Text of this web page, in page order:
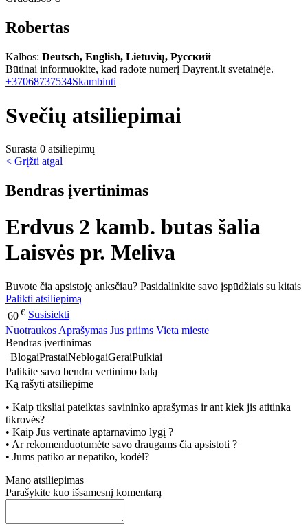
Robertas
Kalbos: Deutsch, English, Lietuvių, Русский
Būtinai informuokite, kad radote numerį Dayrent.lt svetainėje.
+37068737534Skambinti
Svečių atsiliepimai
Surasta 0 atsiliepimų
< Grįžti atgal
Bendras įvertinimas
Erdvus 2 kamb. butas šalia
Laisvės pr. Meliva
Buvote čia apsistoję anksčiau? Pasidalinkite savo įspūdžiais su kitais
Palikti atsiliepimą
60 € Susisiekti
Nuotraukos Aprašymas Jus priims Vieta mieste
Bendras įvertinimas
BlogaiPrastaiNeblogaiGeraiPuikiai
Palikite savo bendra vertinimo balą
Ką rašyti atsiliepime
• Kaip tiksliai pateiktas savininko aprašymas ir ant kiek jis atitinka
tikrovės?
• Kaip Jūs vertinate aptarnavimo lygį ?
• Ar rekomenduotumėte savo draugams čia apsistoti ?
• Jums patiko ar nepatiko, kodėl?
Mano atsiliepimas
Parašykite kuo išsamesnį komentarą